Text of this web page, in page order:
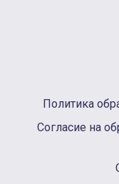
Политика
Согласие на